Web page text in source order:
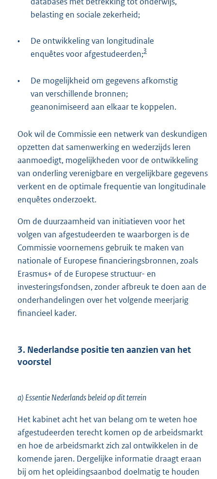
belasting en sociale zekerheid;
•
De ontwikkeling van longitudinale
enquêtes voor afgestudeerden;3
•
De mogelijkheid om gegevens afkomstig
van verschillende bronnen;
geanonimiseerd aan elkaar te koppelen.
Ook wil de Commissie een netwerk van deskundigen
opzetten dat samenwerking en wederzijds leren
aanmoedigt, mogelijkheden voor de ontwikkeling
van onderling verenigbare en vergelijkbare gegevens
verkent en de optimale frequentie van longitudinale
enquêtes onderzoekt.
Om de duurzaamheid van initiatieven voor het
volgen van afgestudeerden te waarborgen is de
Commissie voornemens gebruik te maken van
nationale of Europese financieringsbronnen, zoals
Erasmus+ of de Europese structuur- en
investeringsfondsen, zonder afbreuk te doen aan de
onderhandelingen over het volgende meerjarig
financieel kader.
3. Nederlandse positie ten aanzien van het
voorstel
a) Essentie Nederlands beleid op dit terrein
Het kabinet acht het van belang om te weten hoe
afgestudeerden terecht komen op de arbeidsmarkt
en hoe de arbeidsmarkt zich zal ontwikkelen in de
komende jaren. Dergelijke informatie draagt eraan
bij om het opleidingsaanbod doelmatig te houden